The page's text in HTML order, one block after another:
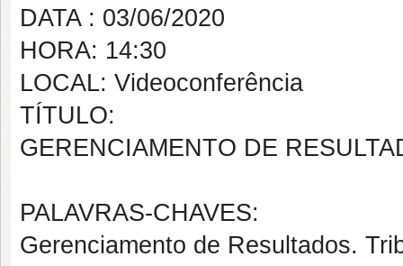
DATA : 03/06/2020
HORA: 14:30
LOCAL: Videoconferência
TÍTULO:
GERENCIAMENTO DE
PALAVRAS-CHAVES:
Gerenciamento de Resultados.